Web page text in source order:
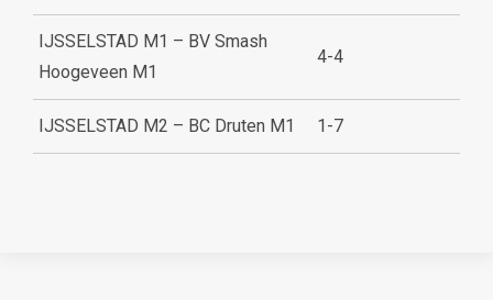
IJSSELSTAD M1 – BV Smash
Hoogeveen M1
4-4
IJSSELSTAD M2 – BC Druten M1 1-7